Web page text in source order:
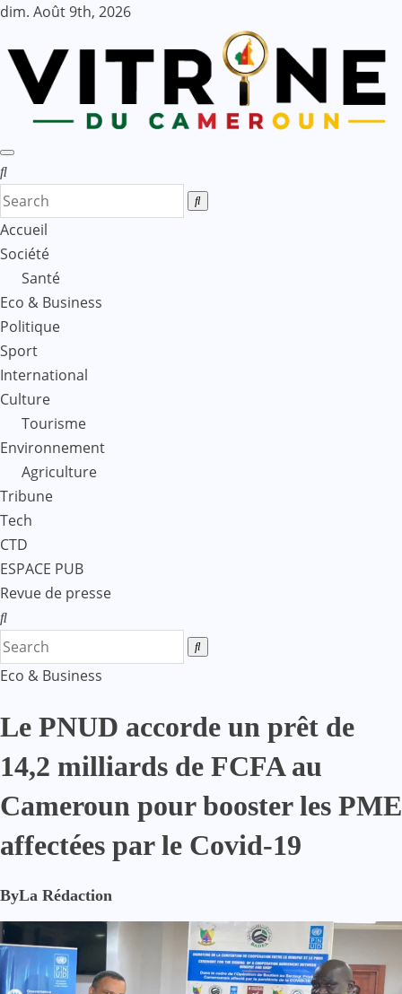
Skip
content
dim. Août 9th, 2026
Accueil
Société
Santé
Eco & Business
Politique
Sport
International
Culture
Tourisme
Environnement
Agriculture
Tribune
Tech
CTD
ESPACE PUB
Revue de presse
Eco & Business
Le PNUD accorde un prêt de
14,2 milliards de FCFA au
Cameroun pour booster les PME
affectées par le Covid-19
ByLa Rédaction